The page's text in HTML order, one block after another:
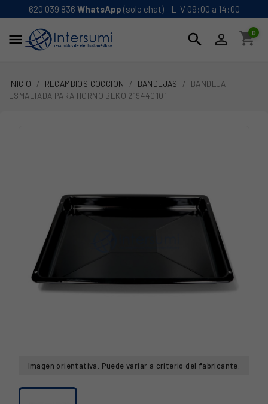
620 039 836 WhatsApp (solo chat) - L-V 09:00 a 14:00
 search  shopping_cart
0
INICIO RECAMBIOS COCCION BANDEJAS
BANDEJA
ESMALTADA PARA HORNO BEKO 219440101
Imagen orientativa. Puede variar a criterio del fabricante.